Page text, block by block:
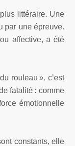
littéraire. Une
par une épreuve.
affective, a été
rouleau », c’est
fatalité : comme
émotionnelle
constants, elle